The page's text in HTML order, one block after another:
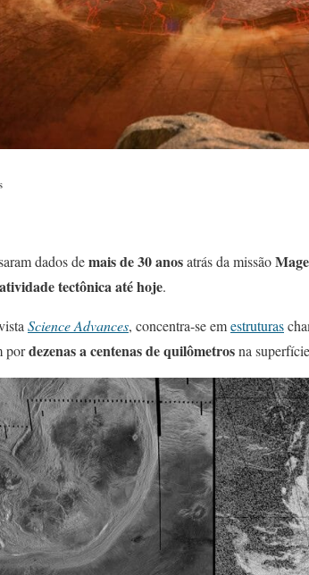
dados demais de 30 anosatrás da missão
tectônica até hoje.
Science Advances, concentra-se emestruturas
pordezenas a centenas de quilômetrosna